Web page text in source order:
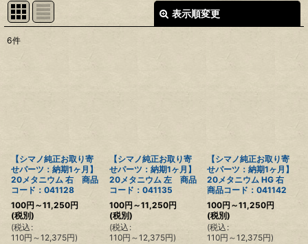
表示順変更
6件
【シマノ純正お取り寄
せパーツ：納期1ヶ月】
20メタニウム 右 商品
コード：041128
100円 ～11,250円
(税別)
(税込 :
110円 ～12,375円)
【シマノ純正お取り寄
せパーツ：納期1ヶ月】
20メタニウム 左 商品
コード：041135
100円 ～11,250円
(税別)
(税込 :
110円 ～12,375円)
【シマノ純正お取り寄
せパーツ：納期1ヶ月】
20メタニウム HG 右
商品コード：041142
100円～11,250円
(税別)
(税込 :
110円 ～12,375円)